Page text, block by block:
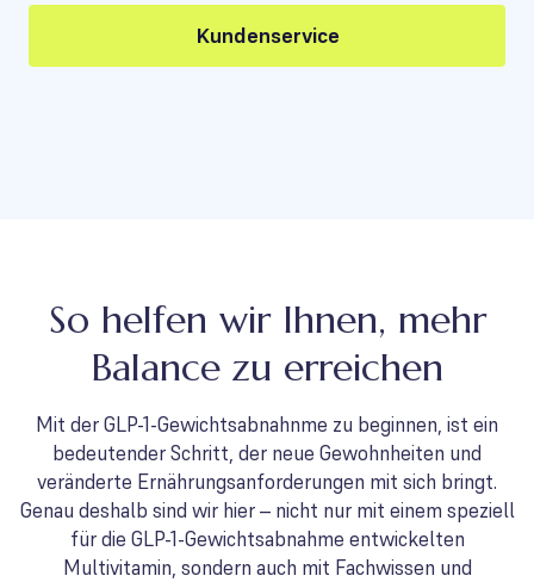
Kundenservice
So helfen wir Ihnen, mehr
Balance zu erreichen
Mit der GLP-1-Gewichtsabnahnme zu beginnen, ist ein
bedeutender Schritt, der neue Gewohnheiten und
veränderte Ernährungsanforderungen mit sich bringt.
Genau deshalb sind wir hier – nicht nur mit einem speziell
für die GLP-1-Gewichtsabnahme entwickelten
Multivitamin, sondern auch mit Fachwissen und